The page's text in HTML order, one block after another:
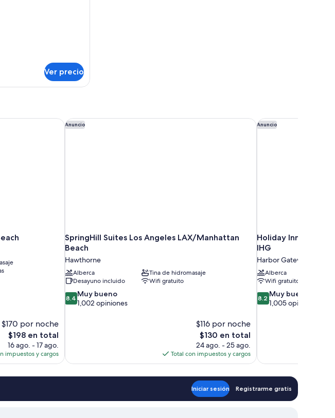
Ver precio
$170 por noche
El
precio
actual
es
$198 en total
16 ago. - 17 ago.
impuestos y cargos
Anuncio
SpringHill Suites Los Angeles LAX/Manhattan
Beach
Hawthorne
Alberca
Tina de hidromasaje
Desayuno incluido
Wifi gratuito
8.4
de
8.4Muy bueno
1,002 opiniones
$116 por noche
El
precio
actual
es
$130
$130 en total
24 ago. - 25 ago.
Total con impuestos y cargos
SpringHill Suites Los Angeles LAX/Manhattan BeachAnuncio
Holiday Inn Los
IHG
Harbor Gateway South
Alberca
Wifi gratuito
8.2
de
8.2 Muy bueno
1,005 opiniones
Holiday Inn Los
Iniciar sesión Registrarme gratis